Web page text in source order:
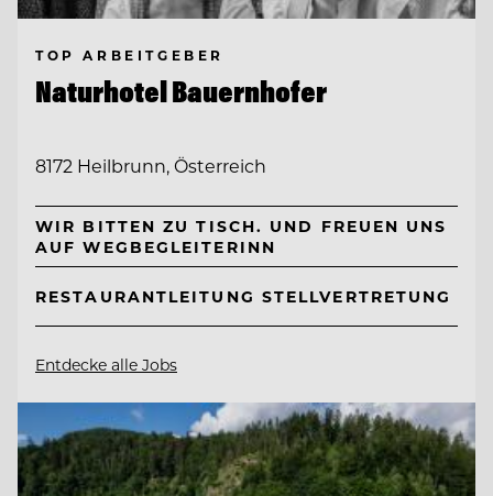
TOP ARBEITGEBER
Naturhotel Bauernhofer
8172 Heilbrunn, Österreich
WIR BITTEN ZU TISCH. UND FREUEN UNS
AUF WEGBEGLEITERINN
RESTAURANTLEITUNG STELLVERTRETUNG
Entdecke alle Jobs